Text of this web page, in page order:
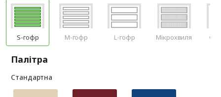
S-гофр M-гофр L-гофр Мікрохвиля
Палітра
Стандартна